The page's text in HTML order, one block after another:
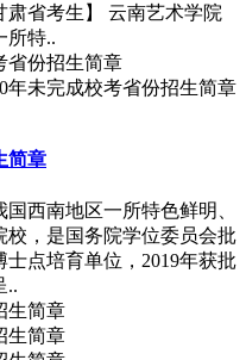
省考生】 云南艺术学院
所特..
年未完成校考省份招生简章
简章
西南地区一所特色鲜明、
，是国务院学位委员会批
点培育单位，2019年获批
..